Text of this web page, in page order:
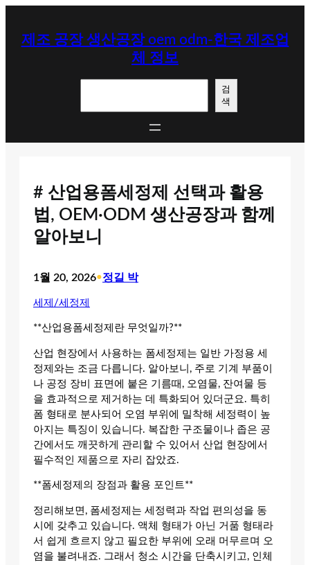
제조 공장 생산공장 oem odm-한국 제조업
체 정보
검
색
# 산업용폼세정제 선택과 활용
법, OEM·ODM 생산공장과 함께
알아보니
1월 20, 2026•정길 박
세제/세정제
**산업용폼세정제란 무엇일까?**
산업 현장에서 사용하는 폼세정제는 일반 가정용 세
정제와는 조금 다릅니다. 알아보니, 주로 기계 부품이
나 공정 장비 표면에 붙은 기름때, 오염물, 잔여물 등
을 효과적으로 제거하는 데 특화되어 있더군요. 특히
폼 형태로 분사되어 오염 부위에 밀착해 세정력이 높
아지는 특징이 있습니다. 복잡한 구조물이나 좁은 공
간에서도 깨끗하게 관리할 수 있어서 산업 현장에서
필수적인 제품으로 자리 잡았죠.
**폼세정제의 장점과 활용 포인트**
정리해보면, 폼세정제는 세정력과 작업 편의성을 동
시에 갖추고 있습니다. 액체 형태가 아닌 거품 형태라
서 쉽게 흐르지 않고 필요한 부위에 오래 머무르며 오
염을 불려내죠. 그래서 청소 시간을 단축시키고, 인체